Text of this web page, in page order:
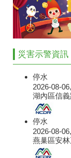
災害示警資訊
停水
2026-08-
湖內區信
停水
2026-08-
燕巢區安